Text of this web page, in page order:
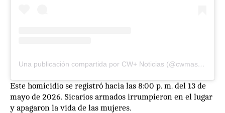
Una publicación compartida por CW+ Noticias (@cwmasnoticias)
Este homicidio se registró hacia las 8:00 p. m. del 13 de
mayo de 2026. Sicarios armados irrumpieron en el lugar
y apagaron la vida de las mujeres.